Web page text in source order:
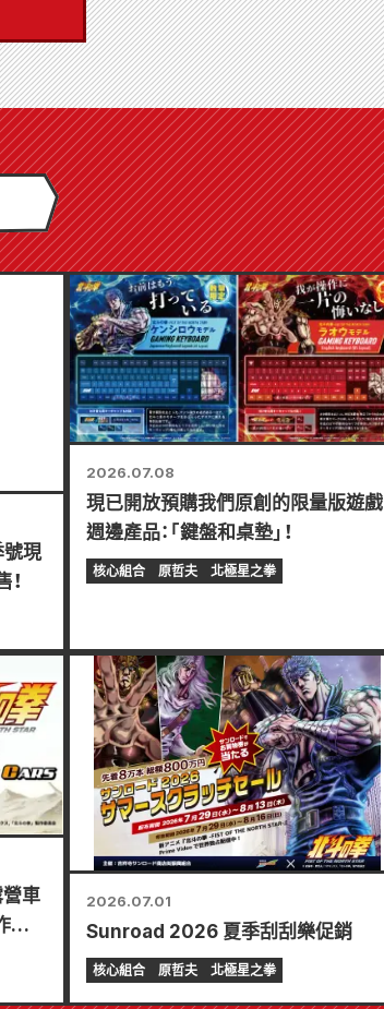
號現
2026.07.08
現已開放預購我們原創的限量版遊戲
週邊產品：「鍵盤和桌墊」！
核心組合 原哲夫 北極星之拳
車
推
2026.07.01
Sunroad 2026 夏季刮刮樂促銷
核心組合 原哲夫 北極星之拳